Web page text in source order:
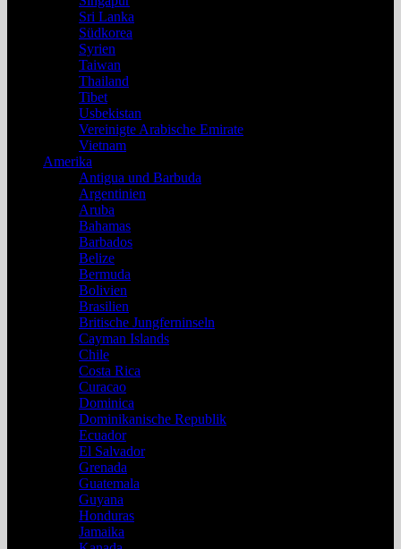
Sri Lanka
Südkorea
Syrien
Taiwan
Thailand
Tibet
Usbekistan
Vereinigte Arabische Emirate
Vietnam
Amerika
Antigua und Barbuda
Argentinien
Aruba
Bahamas
Barbados
Belize
Bermuda
Bolivien
Brasilien
Britische Jungferninseln
Cayman Islands
Chile
Costa Rica
Curacao
Dominica
Dominikanische Republik
Ecuador
El Salvador
Grenada
Guatemala
Guyana
Honduras
Jamaika